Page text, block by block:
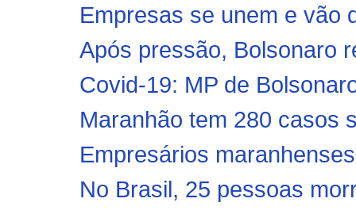
Empresas se unem e vão
Após pressão, Bolsonaro
Covid-19: MP de
Maranhão tem 280 casos
Empresários
No Brasil, 25 pessoas